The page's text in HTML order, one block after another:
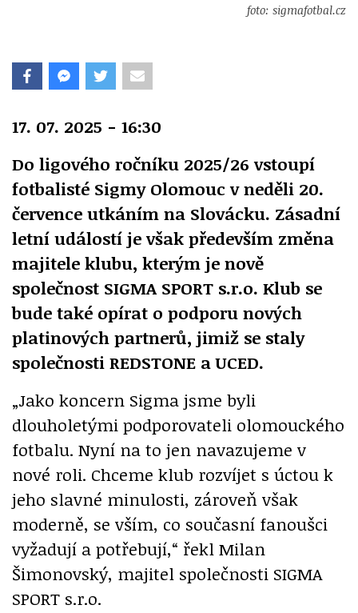
foto: sigmafotbal.cz
17. 07. 2025 - 16:30
Do ligového ročníku 2025/26 vstoupí
fotbalisté Sigmy Olomouc v neděli 20.
července utkáním na Slovácku. Zásadní
letní událostí je však především změna
majitele klubu, kterým je nově
společnost SIGMA SPORT s.r.o. Klub se
bude také opírat o podporu nových
platinových partnerů, jimiž se staly
společnosti REDSTONE a UCED.
„Jako koncern Sigma jsme byli
dlouholetými podporovateli olomouckého
fotbalu. Nyní na to jen navazujeme v
nové roli. Chceme klub rozvíjet s úctou k
jeho slavné minulosti, zároveň však
moderně, se vším, co současní fanoušci
vyžadují a potřebují,“ řekl Milan
Šimonovský, majitel společnosti SIGMA
SPORT s.r.o.